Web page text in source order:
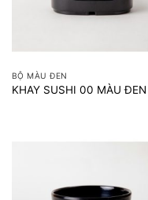
BỘ MÀU ĐEN
KHAY SUSHI 00 MÀU ĐEN